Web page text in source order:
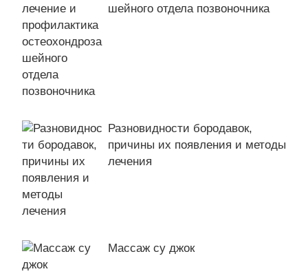
шейного отдела позвоночника
Разновидности бородавок,
причины их появления и методы
лечения
Массаж су джок